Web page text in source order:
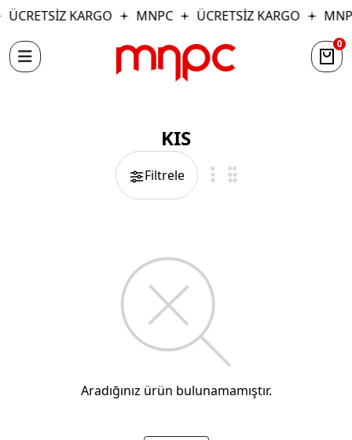
ÜCRETSİZ KARGO MNPC ÜCRETSİZ KARGO
0
KIS
Filtrele
Aradığınız ürün bulunamamıştır.